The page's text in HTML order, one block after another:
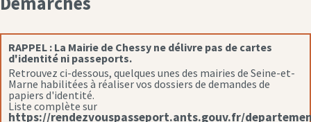
RAPPEL : La Mairie de Chessy ne délivre pas de cartes
d'identité ni passeports.
Retrouvez ci-dessous, quelques unes des mairies de Seine-et-
Marne habilitées à réaliser vos dossiers de demandes de
papiers d'identité.
Liste complète sur
https://rendezvouspasseport.ants.gouv.fr/